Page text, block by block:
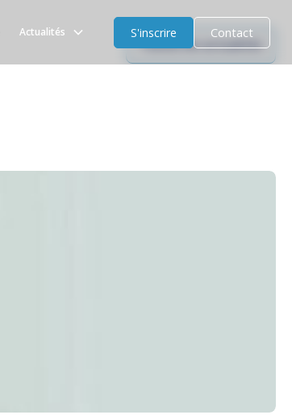
Actualités S'inscrire Contact
Toutes les actualités